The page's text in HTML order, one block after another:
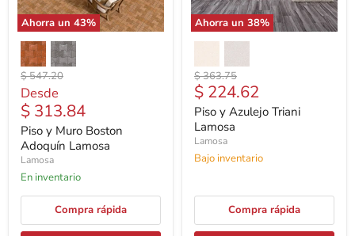
Ahorra un 43%
Precio
original
$ 547.20
Desde
$ 313.84
Piso y Muro Boston
Adoquín Lamosa
Lamosa
En inventario
Compra rápida
Ahorra un 38%
Precio
original
$ 363.75
Precio
actual
$ 224.62
Piso y Azulejo Triani
Lamosa
Lamosa
Bajo inventario
Compra rápida